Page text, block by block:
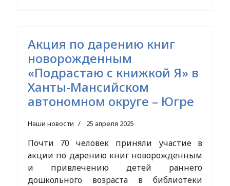
Акция по дарению книг
новорожденным
«Подрастаю с книжкой Я» в
Ханты-Мансийском
автономном округе – Югре
Наши новости 25 апреля 2025
Почти 70 человек приняли участие в
акции по дарению книг новорожденным
и привлечению детей раннего
дошкольного возраста в библиотеки